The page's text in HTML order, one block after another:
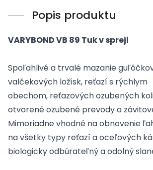
Popis produktu
VARYBONDVB 89 Tukv spreji
Spoľahlivéa trvalé mazanieg
valčekových ložísk, reťazí s rýchlym
obechom, reťazovýchozubených
otvorenéozubené prevodya
Mimoriadnevhodné na obnovenie
na všetky typy reťazí a oceľových
biologickyodbúrateľnýaodolný